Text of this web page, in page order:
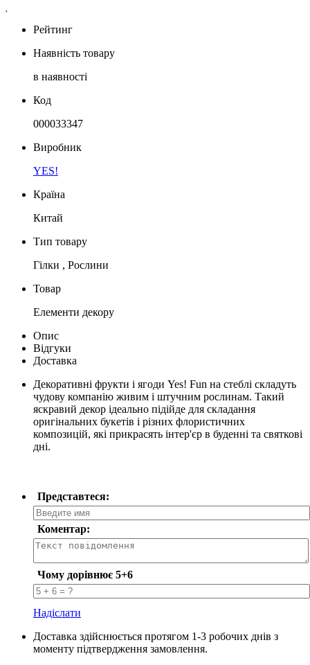
Рейтинг
Наявність товару
в наявності
Код
000033347
Виробник
YES!
Країна
Китай
Тип товару
Гілки , Рослини
Товар
Елементи декору
Опис
Відгуки
Доставка
Декоративні фрукти і ягоди Yes! Fun на стеблі складуть
чудову компанію живим і штучним рослинам. Такий
яскравий декор ідеально підійде для складання
оригінальних букетів і різних флористичних
композицій, які прикрасять інтер'єр в буденні та святкові
дні.
Представтеся:
Коментар:
Чому дорівнює 5+6
Надіслати
Доставка здійснюється протягом 1-3 робочих днів з
моменту підтвердження замовлення.